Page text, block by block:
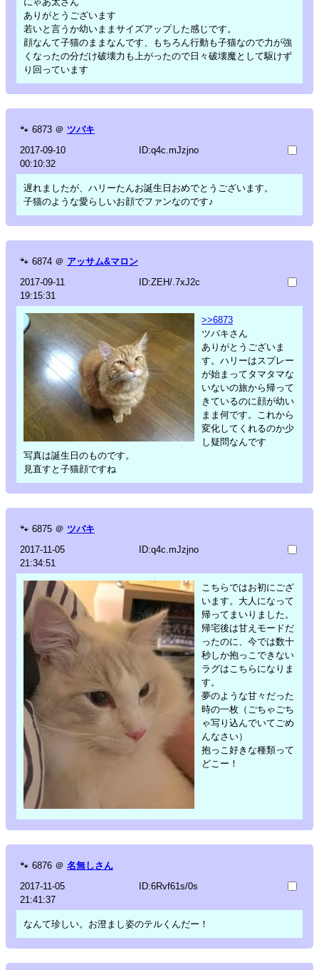
ありがとうございます
若いと言うか幼いままサイズアップした感じです。
顔なんて子猫のままなんです、もちろん行動も子猫なので力が強
くなったの分だけ破壊力も上がったので日々破壊魔として駆けず
り回っています
🐾 6873 ＠ ツバキ
2017-09-10
00:10:32
ID:q4c.mJzjno
遅れましたが、ハリーたんお誕生日おめでとうございます。
子猫のような愛らしいお顔でファンなのです♪
🐾 6874 ＠ アッサム&マロン
2017-09-11
19:15:31
ID:ZEH/.7xJ2c
>>6873
ツバキさん
ありがとうございま
す。ハリーはスプレー
が始まってタマタマな
いないの旅から帰って
きているのに顔が幼い
まま何です。これから
変化してくれるのか少
し疑問なんです
写真は誕生日のものです。
見直すと子猫顔ですね
🐾 6875 ＠ ツバキ
2017-11-05
21:34:51
ID:q4c.mJzjno
こちらではお初にござ
います。大人になって
帰ってまいりました。
帰宅後は甘えモードだ
ったのに、今では数十
秒しか抱っこできない
ラグはこちらになりま
す。
夢のような甘々だった
時の一枚（ごちゃごち
ゃ写り込んでいてごめ
んなさい）
抱っこ好きな種類って
どこー！
🐾 6876 ＠ 名無しさん
2017-11-05
21:41:37
ID:6Rvf61s/0s
なんて珍しい。お澄まし姿のテルくんだー！